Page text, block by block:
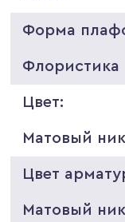
Форма
Флористика
Цвет:
Матовый
Цвет
Матовый